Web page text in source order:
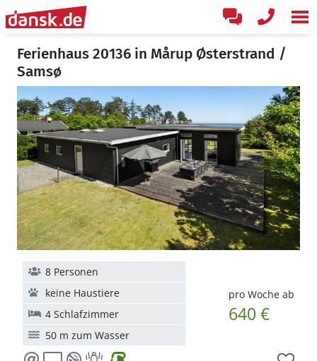
Ferienhaus 20136 in Mårup Østerstrand /
Samsø
pro Woche ab
640 €
8 Personen
keine Haustiere
4 Schlafzimmer
50 m zum Wasser